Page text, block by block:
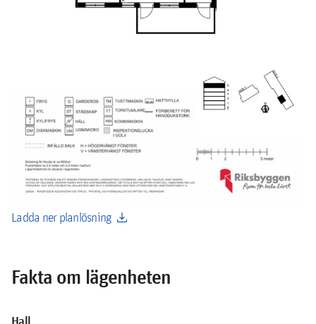
Ladda ner planlösning download
Fakta om lägenheten
Hall